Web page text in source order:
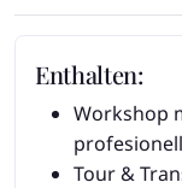
Enthalten:
Workshop
Tour &